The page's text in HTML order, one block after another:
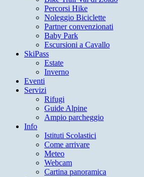
Percorsi Hike
Noleggio Biciclette
Partner convenzionati
Baby Park
Escursioni a Cavallo
SkiPass
Estate
Inverno
Eventi
Servizi
Rifugi
Guide Alpine
Ampio parcheggio
Info
Istituti Scolastici
Come arrivare
Meteo
Webcam
Cartina panoramica